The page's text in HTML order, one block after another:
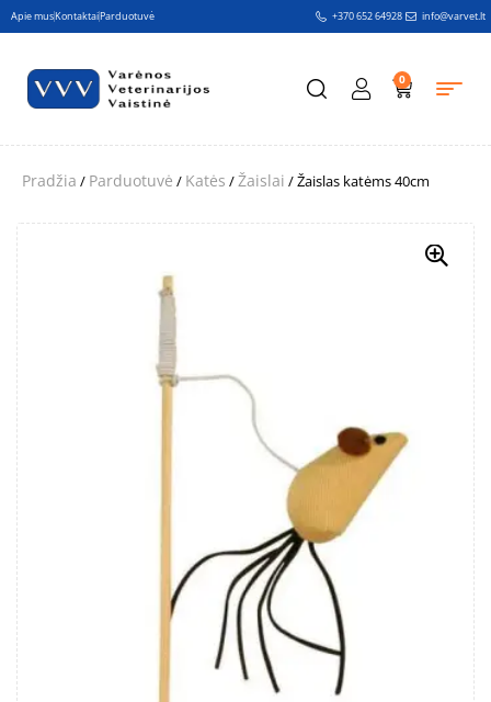
Apie musKontaktaiParduotuvė +370 652 64928 info@varvet.lt
0
Pradžia / Parduotuvė / Katės /Žaislai / Žaislas katėms 40cm